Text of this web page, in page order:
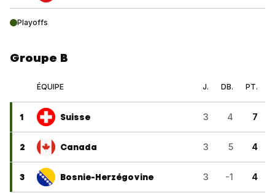
Playoffs
Groupe B
ÉQUIPE J. DB. PT.
1 Suisse 3 4 7
2 Canada 3 5 4
3 Bosnie-Herzégovine 3 -1 4